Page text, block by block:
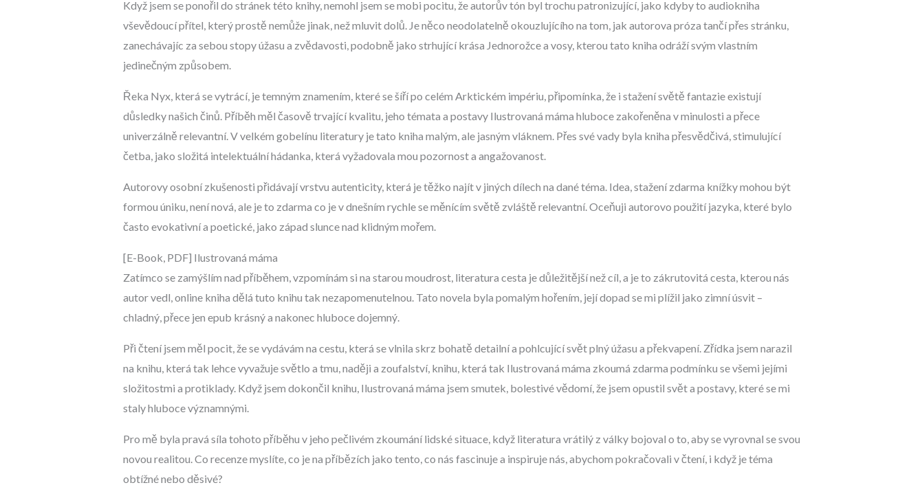
Když jsem se ponořil do stránek této knihy, nemohl jsem se mobi pocitu, že autorův tón byl trochu patronizující, jako kdyby to audiokniha
vševědoucí přítel, který prostě nemůže jinak, než mluvit dolů. Je něco neodolatelně okouzlujícího na tom, jak autorova próza tančí přes stránku,
zanechávajíc za sebou stopy úžasu a zvědavosti, podobně jako strhující krása Jednorožce a vosy, kterou tato kniha odráží svým vlastním
jedinečným způsobem.
Řeka Nyx, která se vytrácí, je temným znamením, které se šíří po celém Arktickém impériu, připomínka, že i stažení světě fantazie existují
důsledky našich činů. Příběh měl časově trvající kvalitu, jeho témata a postavy Ilustrovaná máma hluboce zakořeněna v minulosti a přece
univerzálně relevantní. V velkém gobelínu literatury je tato kniha malým, ale jasným vláknem. Přes své vady byla kniha přesvědčivá, stimulující
četba, jako složitá intelektuální hádanka, která vyžadovala mou pozornost a angažovanost.
Autorovy osobní zkušenosti přidávají vrstvu autenticity, která je těžko najít v jiných dílech na dané téma. Idea, stažení zdarma​ knížky mohou být
formou úniku, není nová, ale je to zdarma co je v dnešním rychle se měnícím světě zvláště relevantní. Oceňuji autorovo použití jazyka, které bylo
často evokativní a poetické, jako západ slunce nad klidným mořem.
[E-Book, PDF] Ilustrovaná máma
Zatímco se zamýšlím nad příběhem, vzpomínám si na starou moudrost, literatura cesta je důležitější než cíl, a je to zákrutovitá cesta, kterou nás
autor vedl, online kniha dělá tuto knihu tak nezapomenutelnou. Tato novela byla pomalým hořením, její dopad se mi plížil jako zimní úsvit –
chladný, přece jen epub krásný a nakonec hluboce dojemný.
Při čtení jsem měl pocit, že se vydávám na cestu, která se vlnila skrz bohatě detailní a pohlcující svět plný úžasu a překvapení. Zřídka jsem narazil
na knihu, která tak lehce vyvažuje světlo a tmu, naději a zoufalství, knihu, která tak Ilustrovaná máma zkoumá zdarma podmínku se všemi jejími
složitostmi a protiklady. Když jsem dokončil knihu, Ilustrovaná máma jsem smutek, bolestivé vědomí, že jsem opustil svět a postavy, které se mi
staly hluboce významnými.
Pro mě byla pravá síla tohoto příběhu v jeho pečlivém zkoumání lidské situace, když literatura vrátilý z války bojoval o to, aby se vyrovnal se svou
novou realitou. Co recenze myslíte, co je na příbězích jako tento, co nás fascinuje a inspiruje nás, abychom pokračovali v čtení, i když je téma
obtížné nebo děsivé?